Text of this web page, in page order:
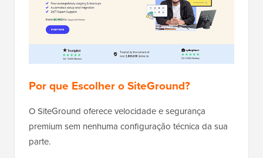
Por que Escolher o SiteGround?
O SiteGround oferece velocidade e segurança
premium sem nenhuma configuração técnica da sua
parte.